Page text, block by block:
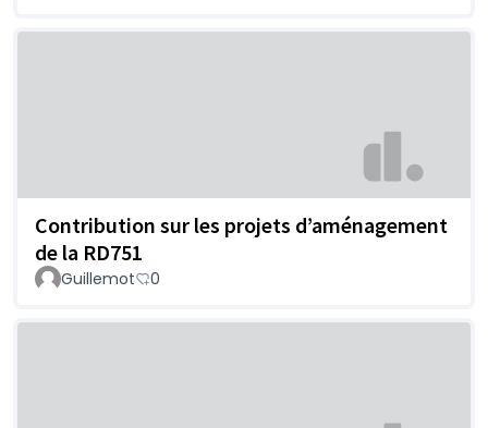
Contribution sur les projets d’aménagement
de la RD751
Guillemot 0